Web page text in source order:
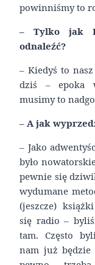
powinniśmy to
– Tylko jak
odnaleźć?
– Kiedyś to nasz
dziś – epoka
musimy to
– A jak
– Jako
było
pewnie się
wydumane
(jeszcze)
się radio –
tam. Często
nam już będzie